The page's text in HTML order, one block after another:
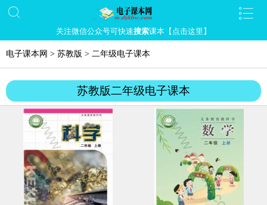
关注微信公众号可快速搜索课本【点击这里】
电子课本网 > 苏教版 > 二年级电子课本
苏教版二年级电子课本